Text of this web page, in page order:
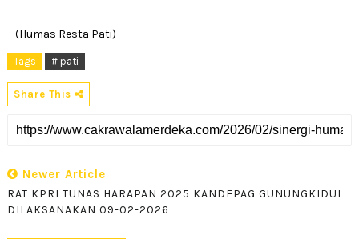
(Humas Resta Pati)
Tags # pati
Share This
Newer Article
RAT KPRI TUNAS HARAPAN 2025 KANDEPAG GUNUNGKIDUL
DILAKSANAKAN 09-02-2026